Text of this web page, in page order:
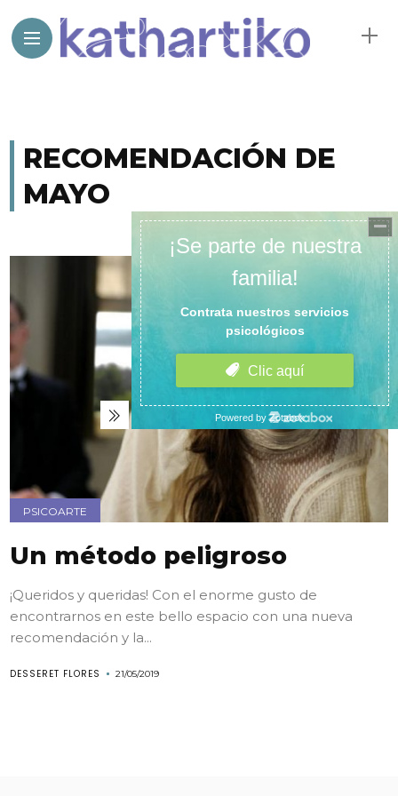
RECOMENDACIÓN DE
MAYO
PSICOARTE
Un método peligroso
¡Queridos y queridas! Con el enorme gusto de
encontrarnos en este bello espacio con una nueva
recomendación y la...
DESSERET FLORES 21/05/2019